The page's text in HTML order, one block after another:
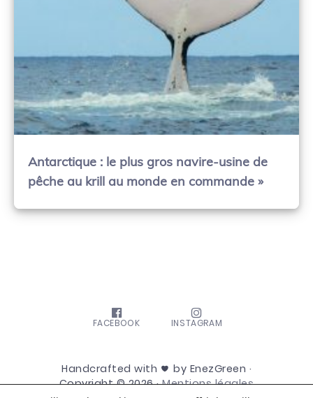
Antarctique : le plus gros navire-usine de
pêche au krill au monde en commande »
FACEBOOK INSTAGRAM
Handcrafted with
by EnezGreen ·
Copyright © 2026 ·Mentions légales